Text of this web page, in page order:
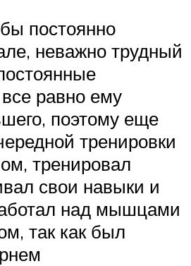
постоянно
неважно трудный
равно ему
поэтому еще
тренировки
тренировал
свои навыки и
над мышцами
так как был